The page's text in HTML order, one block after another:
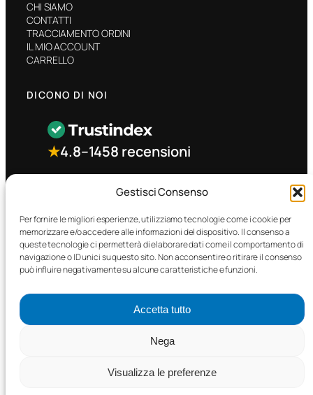
Gestisci Consenso
Per fornire le migliori esperienze, utilizziamo tecnologie come i cookie per
memorizzare e/o accedere alle informazioni del dispositivo. Il consenso a
queste tecnologie ci permetterà di elaborare dati come il comportamento di
navigazione o ID unici su questo sito. Non acconsentire o ritirare il consenso
può influire negativamente su alcune caratteristiche e funzioni.
Accetta tutto
Nega
Visualizza le preferenze
CHI SIAMO
CONTATTI
TRACCIAMENTO ORDINI
IL MIO ACCOUNT
CARRELLO
DICONO DI NOI
★4.8–1458 recensioni
CONTATTO RAPIDO
Facebook
©2025 MTC Automotive s.r.l. . Tutti i diritti riservati. – P.I.